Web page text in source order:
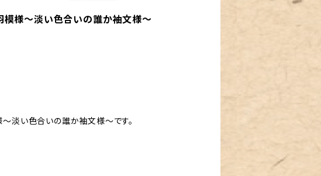
様～淡い色合いの誰か袖文様～
淡い色合いの誰か袖文様～です。